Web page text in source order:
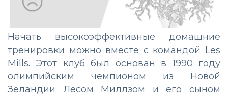
Начать высокоэффективные домашние
тренировки можно вместе с командой Les
Mills. Этот клуб был основан в 1990 году
олимпийским чемпионом из Новой
Зеландии Лесом Миллзом и его сыном